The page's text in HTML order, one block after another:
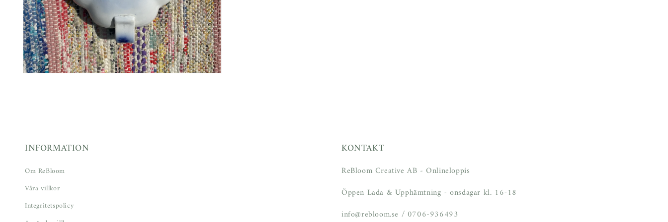
INFORMATION
Om ReBloom
Våra villkor
Integritetspolicy
KONTAKT
ReBloom Creative AB - Onlineloppis
Öppen Lada & Upphämtning - onsdagar kl. 16-18
info@rebloom.se / 0706-936493